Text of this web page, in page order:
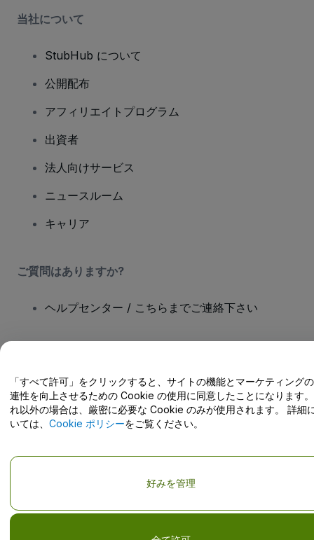
当社について
StubHub について
公開配布
アフィリエイトプログラム
出資者
法人向けサービス
ニュースルーム
キャリア
ご質問はありますか?
ヘルプセンター / こちらまでご連絡下さい
Copyright; viagogo GmbH 2026 会社概要
当Webサイトを使用することで利用規約、プライバシー ポリシー、
Cookieポリシー、 モバイルプライバシーポリシーに同意したものとしま
す。
「すべて許可」をクリックすると、サイトの機能とマーケティング
連性を向上させるための Cookie の使用に同意したことになります
れ以外の場合は、厳密に必要な Cookie のみが使用されます。 詳細
いては、 Cookie ポリシーをご覧ください。
好みを管理